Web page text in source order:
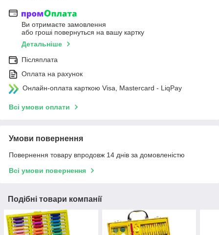
Ви отримаєте замовлення
або гроші повернуться на вашу картку
Детальніше
Післяплата
Оплата на рахунок
Онлайн-оплата карткою Visa, Mastercard - LiqPay
Всі умови оплати
Умови повернення
Повернення товару впродовж 14 днів за домовленістю
Всі умови повернення
Подібні товари компанії